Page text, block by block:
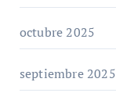
octubre 2025
septiembre 2025